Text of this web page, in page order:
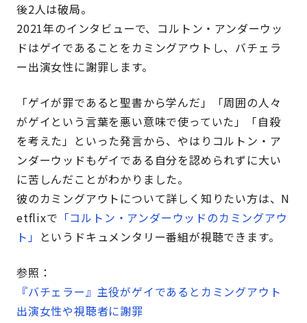
後2人は破局。
2021年のインタビューで、コルトン・アンダーウッ
ドはゲイであることをカミングアウトし、バチェラ
ー出演女性に謝罪します。
「ゲイが罪であると聖書から学んだ」「周囲の人々
がゲイという言葉を悪い意味で使っていた」「自殺
を考えた」といった発言から、やはりコルトン・ア
ンダーウッドもゲイである自分を認められずに大い
に苦しんだことがわかりました。
彼のカミングアウトについて詳しく知りたい方は、N
etflixで 「コルトン・アンダーウッドのカミングアウ
ト」 というドキュメンタリー番組が視聴できます。
参照：
『バチェラー』主役がゲイであるとカミングアウト
出演女性や視聴者に謝罪